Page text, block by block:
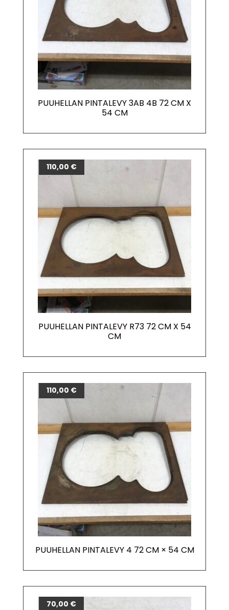
PUUHELLAN PINTALEVY 3AB 4B 72 CM X
54 CM
PUUHELLAN PINTALEVY R73 72 CM X 54
CM
110,00 €
PUUHELLAN PINTALEVY 4 72 CM × 54 CM
110,00 €
70,00 €